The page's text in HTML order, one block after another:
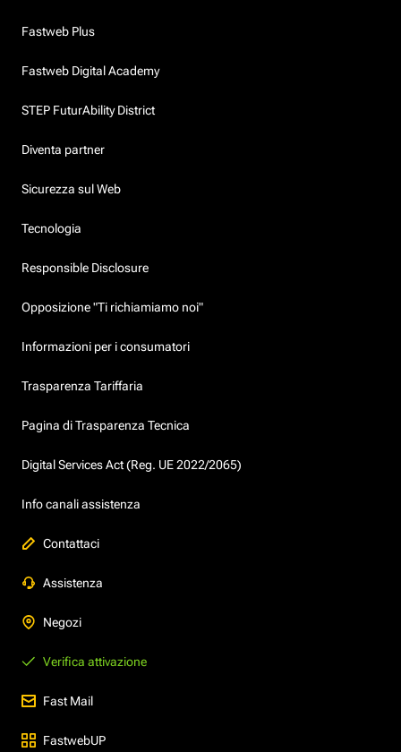
Fastweb Plus
Fastweb Digital Academy
STEP FuturAbility District
Diventa partner
Sicurezza sul Web
Tecnologia
Responsible Disclosure
Opposizione "Ti richiamiamo noi"
Informazioni per i consumatori
Trasparenza Tariffaria
Pagina di Trasparenza Tecnica
Digital Services Act (Reg. UE 2022/2065)
Info canali assistenza
Contattaci
Assistenza
Negozi
Verifica attivazione
Fast Mail
FastwebUP